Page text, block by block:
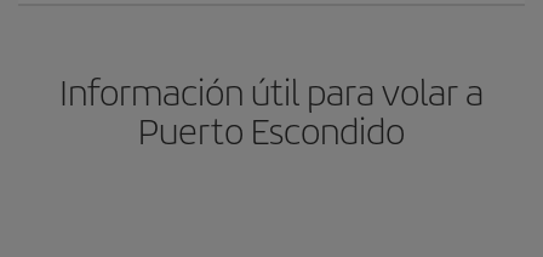
Información útil para volar a
Puerto Escondido